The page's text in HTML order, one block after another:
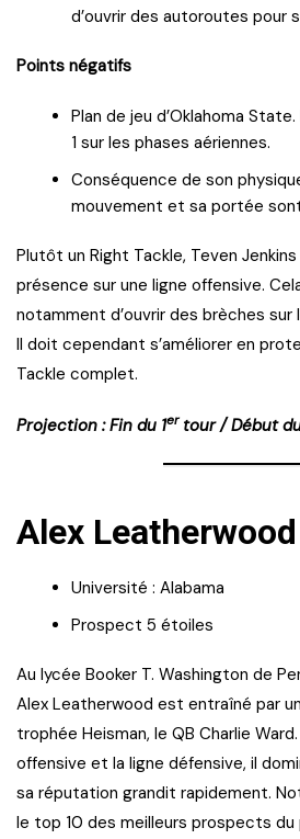
d’ouvrir des autoroutes pour
Points négatifs
Plan de jeu d’Oklahoma
1 sur les phases aériennes.
Conséquence de son
mouvement et sa portée
Plutôt un Right Tackle, Teven
présence sur une ligne offensive.
notamment d’ouvrir des brèches sur
Il doit cependant s’améliorer en
Tackle complet.
Projection : Fin du 1ertour / Début
Alex Leatherwood
Université : Alabama
Prospect 5 étoiles
Au lycée Booker T. Washington de
Alex Leatherwood est entraîné par
trophée Heisman, le QB Charlie
offensive et la ligne défensive, il
sa réputation grandit rapidement.
le top 10 des meilleurs prospects du